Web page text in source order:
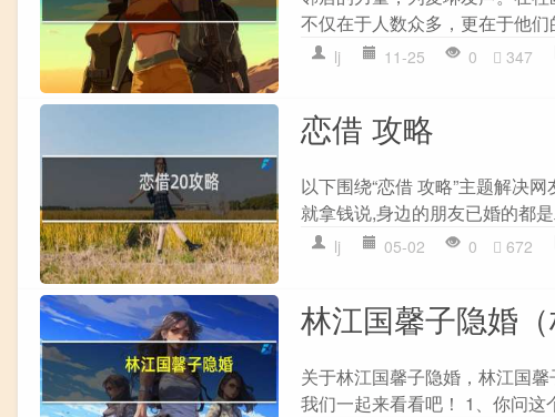
不仅在于人数众多，更在于他
lj 11-25 0 347
恋借 攻略
以下围绕“恋借 攻略”主题解决
就拿钱说,身边的朋友已婚的都
lj 05-02 0 672
林江国馨子隐婚（
关于林江国馨子隐婚，林江国
我们一起来看看吧！ 1、你问